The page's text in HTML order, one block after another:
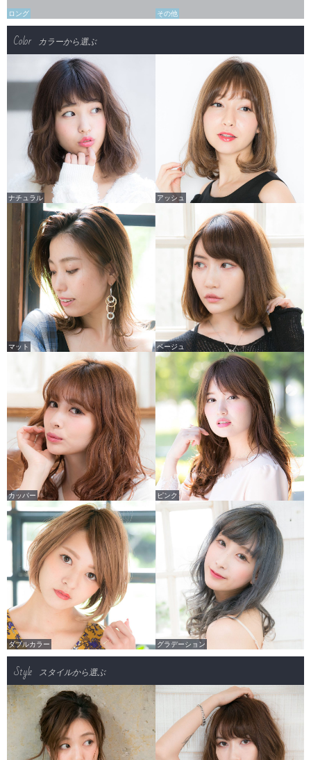
ロング その他
Color カラーから選ぶ
ナチュラル アッシュ
マット ベージュ
カッパー ピンク
ダブルカラー グラデーション
Style スタイルから選ぶ